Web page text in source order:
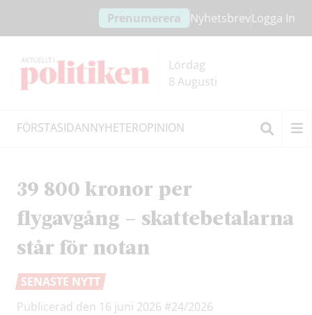
innehållet
headern
Prenumerera NyhetsbrevLogga In
Lördag
8 Augusti
FÖRSTASIDANNYHETEROPINION
39 800 kronor per
flygavgång – skattebetalarna
står för notan
SENASTE NYTT
Publicerad den 16 juni 2026 #24/2026